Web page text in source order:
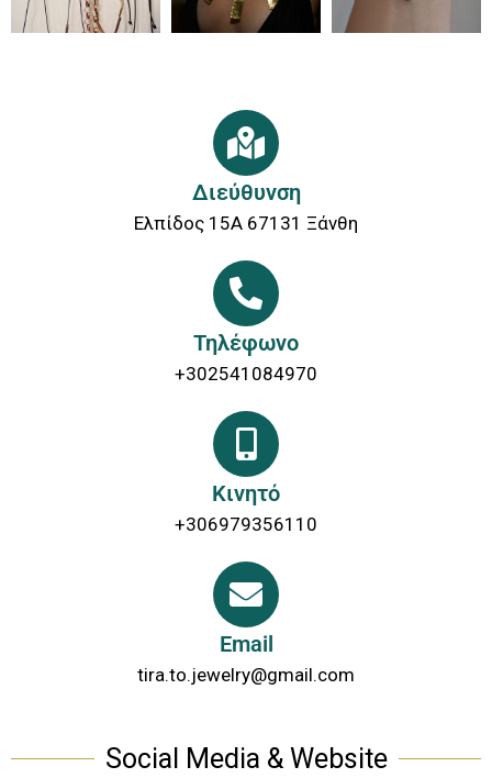
Διεύθυνση
Ελπίδος 15Α 67131 Ξάνθη
Τηλέφωνο
+302541084970
Κινητό
+306979356110
Email
tira.to.jewelry@gmail.com
Social Media & Website